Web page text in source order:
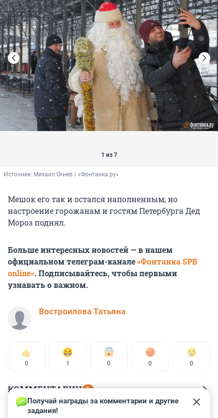
1 из 7
Источник: Михаил Огнев / «Фонтанка.ру»
Мешок его так и остался наполненным, но
настроение горожанам и гостям Петербурга Дед
Мороз поднял.
Больше интересных новостей — в нашем
официальном телеграм-канале«Фонтанка SPB
online». Подписывайтесь, чтобы первыми
узнавать о важном.
Востроилова Татьяна
0 1 0 0 0
КОММЕНТАРИИ 9
Гость
Получай награды за комментарии и другие
задания!